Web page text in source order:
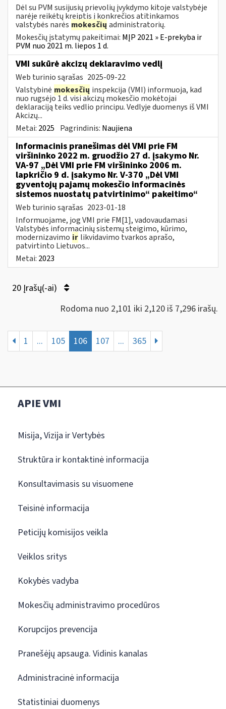
Dėl su PVM susijusių prievolių įvykdymo kitoje valstybėje
narėje reikėtų kreiptis į konkrečios atitinkamos
valstybės narės mokesčių administratorių.
Mokesčių įstatymų pakeitimai: MĮP 2021 » E-prekyba ir
PVM nuo 2021 m. liepos 1 d.
VMI sukūrė akcizų deklaravimo vedlį
Web turinio sąrašas 2025-09-22
Valstybinė mokesčių inspekcija (VMI) informuoja, kad
nuo rugsėjo 1 d. visi akcizų mokesčio mokėtojai
deklaraciją teiks vedlio principu. Vedlyje duomenys iš VMI
Akcizų...
Metai: 2025 Pagrindinis: Naujiena
Informacinis pranešimas dėl VMI prie FM
viršininko 2022 m. gruodžio 27 d. įsakymo Nr.
VA-97 „Dėl VMI prie FM viršininko 2006 m.
lapkričio 9 d. įsakymo Nr. V-370 „Dėl VMI
gyventojų pajamų mokesčio informacinės
sistemos nuostatų patvirtinimo“ pakeitimo“
Web turinio sąrašas 2023-01-18
Informuojame, jog VMI prie FM[1], vadovaudamasi
Valstybės informacinių sistemų steigimo, kūrimo,
modernizavimo ir likvidavimo tvarkos aprašo,
patvirtinto Lietuvos...
Metai: 2023
20 Įrašų(-ai)
Rodoma nuo 2,101 iki 2,120 iš 7,296 irašų.
1 ... 105 106 107 ... 365
APIE VMI
Misija, Vizija ir Vertybės
Struktūra ir kontaktinė informacija
Konsultavimasis su visuomene
Teisinė informacija
Peticijų komisijos veikla
Veiklos sritys
Kokybės vadyba
Mokesčių administravimo procedūros
Korupcijos prevencija
Pranešėjų apsauga. Vidinis kanalas
Administracinė informacija
Statistiniai duomenys